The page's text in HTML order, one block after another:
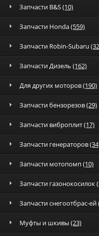
Запчасти B&S(10)
Запчасти Honda(559)
Запчасти Robin-Subaru
Запчасти Дизель (162)
Для других моторов(190)
Запчасти бензорезов(29)
Запчасти виброплит(17)
Запчасти генераторов
Запчасти мотопомп (10)
Запчасти газонокосилок
Запчасти снегоотбрас-ей
Муфты и шкивы (23)